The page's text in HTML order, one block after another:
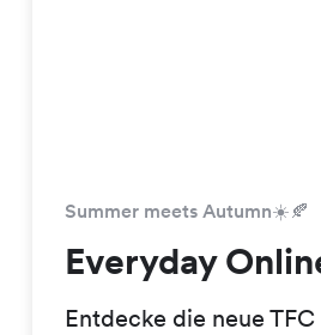
Summer meets Autumn☀️🍂
Everyday
Entdecke die neue TFC